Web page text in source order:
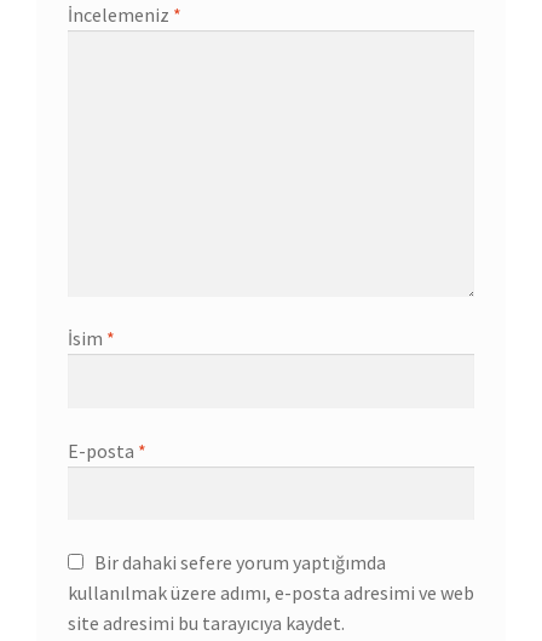
İncelemeniz *
İsim *
E-posta *
Bir dahaki sefere yorum yaptığımda
kullanılmak üzere adımı, e-posta adresimi ve web
site adresimi bu tarayıcıya kaydet.